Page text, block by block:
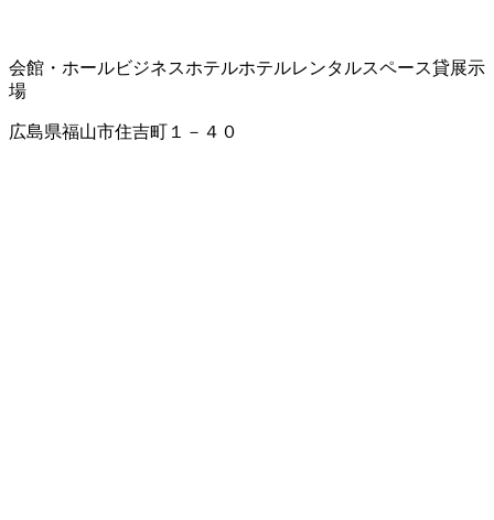
会館・ホールビジネスホテルホテルレンタルスペース貸展示
場
広島県福山市住吉町１－４０